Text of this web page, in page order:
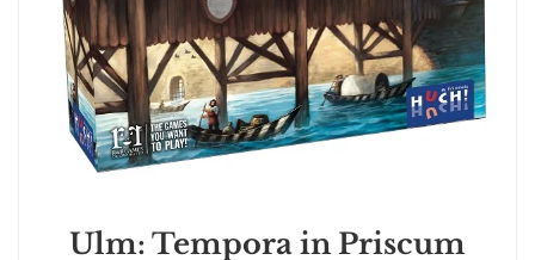
Ulm: Tempora in Priscum